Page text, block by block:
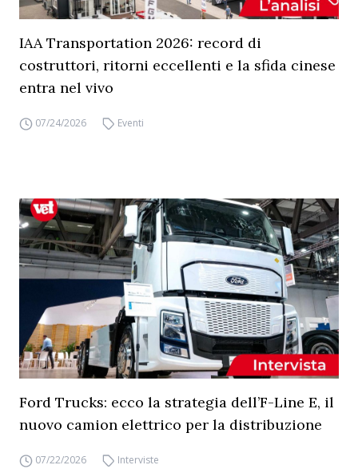
IAA Transportation 2026: record di
costruttori, ritorni eccellenti e la sfida cinese
entra nel vivo
07/24/2026 Eventi
Ford Trucks: ecco la strategia dell’F-Line E, il
nuovo camion elettrico per la distribuzione
07/22/2026 Interviste